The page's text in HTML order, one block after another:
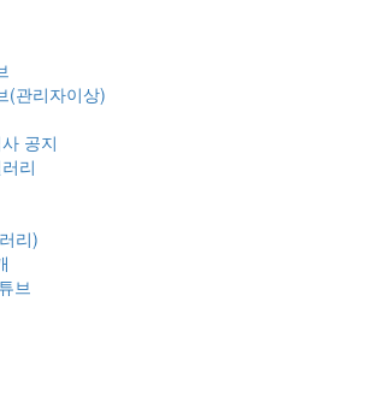
(관리자이상)
공지
리
리)
브